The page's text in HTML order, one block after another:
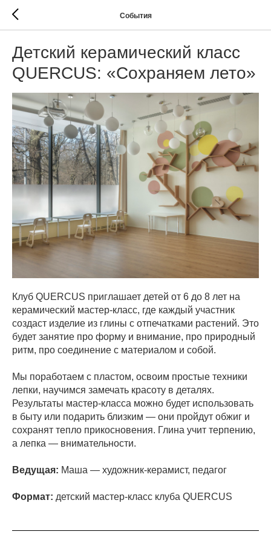
События
Детский керамический класс
QUERCUS: «Сохраняем лето»
Клуб QUERCUS приглашает детей от 6 до 8 лет на
керамический мастер-класс, где каждый участник
создаст изделие из глины с отпечатками растений. Это
будет занятие про форму и внимание, про природный
ритм, про соединение с материалом и собой.
Мы поработаем с пластом, освоим простые техники
лепки, научимся замечать красоту в деталях.
Результаты мастер-класса можно будет использовать
в быту или подарить близким — они пройдут обжиг и
сохранят тепло прикосновения. Глина учит терпению,
а лепка — внимательности.
Ведущая: Маша — художник-керамист, педагог
Формат: детский мастер-класс клуба QUERCUS